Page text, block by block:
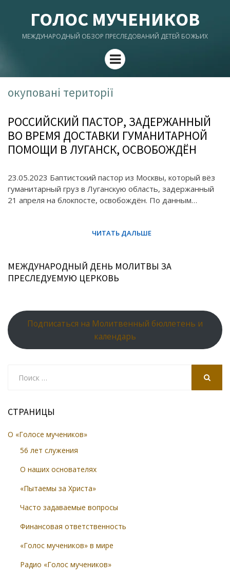
ГОЛОС МУЧЕНИКОВ
МЕЖДУНАРОДНЫЙ ОБЗОР ПРЕСЛЕДОВАНИЙ ДЕТЕЙ БОЖЬИХ
Menu
окуповані території
РОССИЙСКИЙ ПАСТОР, ЗАДЕРЖАННЫЙ
ВО ВРЕМЯ ДОСТАВКИ ГУМАНИТАРНОЙ
ПОМОЩИ В ЛУГАНСК, ОСВОБОЖДЁН
23.05.2023 Баптистский пастор из Москвы, который вёз
гуманитарный груз в Луганскую область, задержанный
21 апреля на блокпосте, освобождён. По данным…
МЕЖДУНАРОДНЫЙ ДЕНЬ МОЛИТВЫ ЗА
ПРЕСЛЕДУЕМУЮ ЦЕРКОВЬ
Подписаться на Молитвенный бюллетень и
календарь
СТРАНИЦЫ
О «Голосе мучеников»
56 лет служения
О наших основателях
«Пытаемы за Христа»
Часто задаваемые вопросы
Финансовая ответственность
«Голос мучеников» в мире
Радио «Голос мучеников»